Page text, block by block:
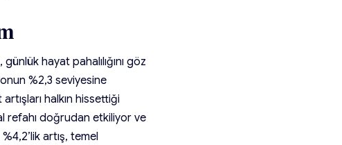
hayat pahalılığını göz
%2,3 seviyesine
halkın hissettiği
refahı doğrudan etkiliyor ve
artış, temel